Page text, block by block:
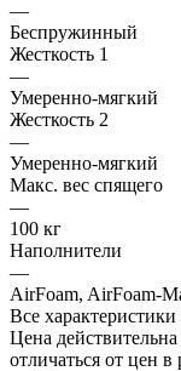
—
Беспружинный
Жесткость 1
—
Умеренно-мягкий
Жесткость 2
—
Умеренно-мягкий
Макс. вес спящего
—
100 кг
Наполнители
—
AirFoam, AirFoam-
Все характеристики
Цена
отличаться от цен